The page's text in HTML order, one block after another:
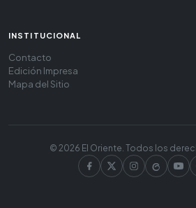
INSTITUCIONAL
Contacto
Edición Impresa
Mapa del Sitio
© 2026 El Oriente. Todos los